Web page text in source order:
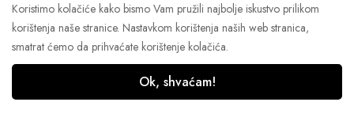
© 2023 Lively Pharm. Sva prava pridržana.
Koristimo kolačiće kako bismo Vam pružili najbolje iskustvo prilikom
korištenja naše stranice. Nastavkom korištenja naših web stranica,
smatrat ćemo da prihvaćate korištenje kolačića.
Ok, shvaćam!